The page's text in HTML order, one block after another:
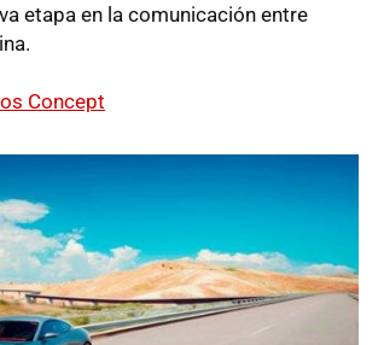
etapa en la comunicación entre
Concept